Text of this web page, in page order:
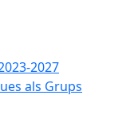
2027
als Grups